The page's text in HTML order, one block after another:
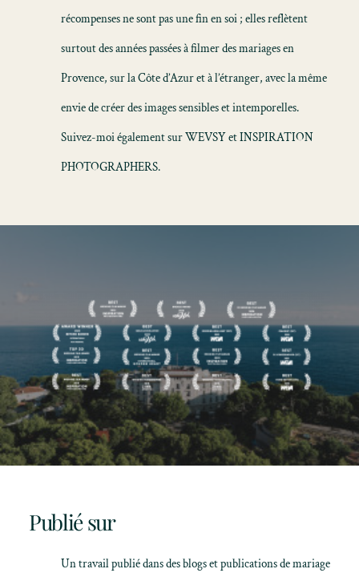
récompenses ne sont pas une fin en soi ; elles reflètent
surtout des années passées à filmer des mariages en
Provence, sur la Côte d’Azur et à l’étranger, avec la même
envie de créer des images sensibles et intemporelles.
Suivez-moi également sur WEVSY et INSPIRATION
PHOTOGRAPHERS.
Publié sur
Un travail publié dans des blogs et publications de mariage